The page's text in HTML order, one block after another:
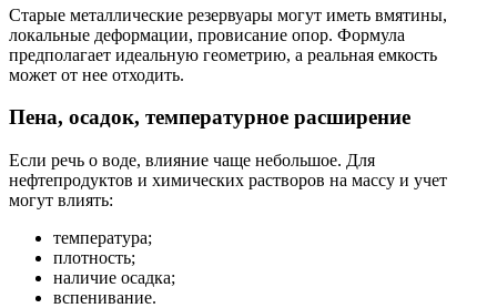
Старые металлические резервуары могут иметь вмятины,
локальные деформации, провисание опор. Формула
предполагает идеальную геометрию, а реальная емкость
может от нее отходить.
Пена, осадок, температурное расширение
Если речь о воде, влияние чаще небольшое. Для
нефтепродуктов и химических растворов на массу и учет
могут влиять:
температура;
плотность;
наличие осадка;
вспенивание.